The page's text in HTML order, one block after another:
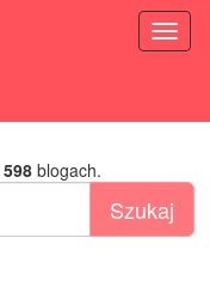
598blogach.